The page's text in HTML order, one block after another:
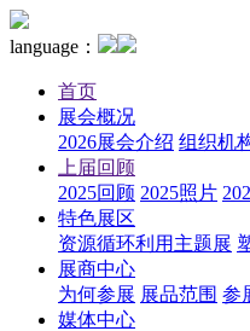
language：
首页
展会概况
2026展会介绍 组织机
上届回顾
2025回顾 2025照片
特色展区
资源循环利用主题展
展商中心
为何参展 展品范围 参
媒体中心